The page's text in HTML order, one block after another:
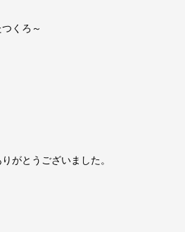
くろ～
がとうございました。